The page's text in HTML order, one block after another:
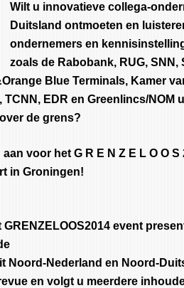
Wilt u innovatieve collega-
Duitsland ontmoeten en
ondernemers en
zoals de Rabobank, RUG,
Blue Terminals, Kamer
TCNN, EDR en Greenlincs/NOM
de grens?
aan voor het G R E N Z E L O O
in Groningen!
event
Noord-Nederland en Noord-
en volgt u meerdere